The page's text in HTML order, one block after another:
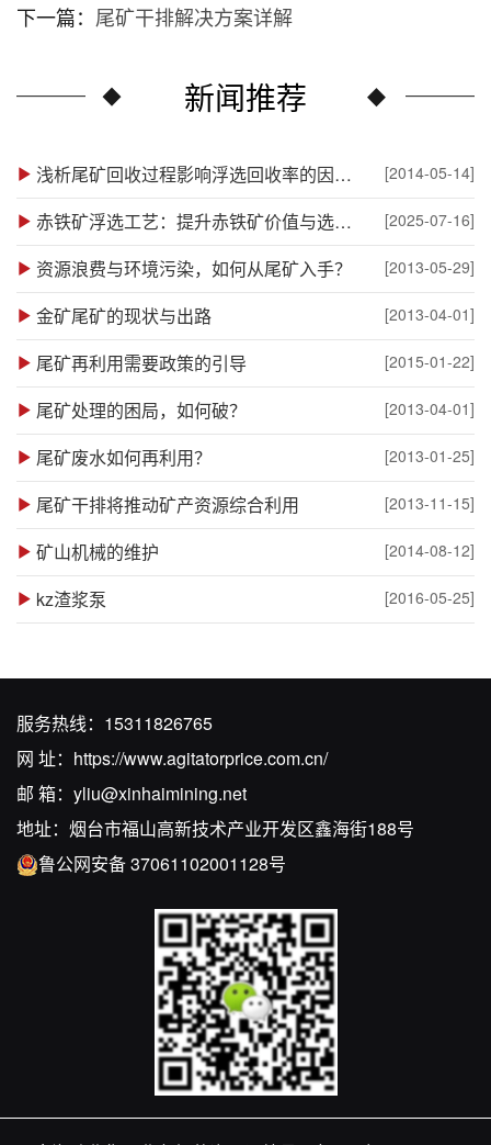
下一篇： 尾矿干排解决方案详解
新闻推荐
浅析尾矿回收过程影响浮选回收率的因素有哪些 [2014-05-14]
赤铁矿浮选工艺：提升赤铁矿价值与选厂效益 [2025-07-16]
资源浪费与环境污染，如何从尾矿入手？ [2013-05-29]
金矿尾矿的现状与出路 [2013-04-01]
尾矿再利用需要政策的引导 [2015-01-22]
尾矿处理的困局，如何破？ [2013-04-01]
尾矿废水如何再利用？ [2013-01-25]
尾矿干排将推动矿产资源综合利用 [2013-11-15]
矿山机械的维护 [2014-08-12]
kz渣浆泵 [2016-05-25]
服务热线： 15311826765
网 址： https://www.agitatorprice.com.cn/
邮 箱： yliu@xinhaimining.net
地址：烟台市福山高新技术产业开发区鑫海街188号
鲁公网安备 37061102001128号